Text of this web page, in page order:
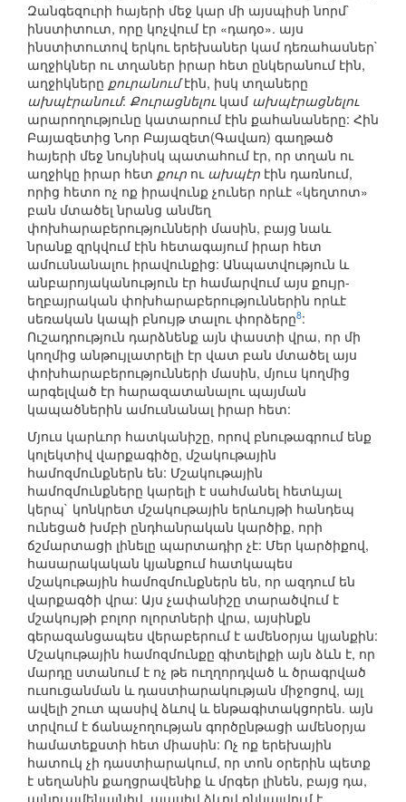
Զանգեզուրի հայերի մեջ կար մի այսպիսի նորմ`
ինստիտուտ, որը կոչվում էր «դադօ». այս
ինստիտուտով երկու երեխաներ կամ դեռահասներ`
աղջիկներ ու տղաներ իրար հետ ընկերանում էին,
աղջիկները քուրանումէին, իսկ տղաները
ախպէրանում: Քուրացնելու կամ ախպէրացնելու
արարողությունը կատարում էին քահանաները: Հին
Բայազետից Նոր Բայազետ(Գավառ) գաղթած
հայերի մեջ նույնիսկ պատահում էր, որ տղան ու
աղջիկը իրար հետ քուր ու ախպէր էին դառնում,
որից հետո ոչ ոք իրավունք չուներ որևէ «կեղտոտ»
բան մտածել նրանց անմեղ
փոխհարաբերությունների մասին, բայց նաև
նրանք զրկվում էին հետագայում իրար հետ
ամուսնանալու իրավունքից: Անպատվություն և
անբարոյականություն էր համարվում այս քույր-
եղբայրական փոխհարաբերություններին որևէ
սեռական կապի բնույթ տալու փորձերը8:
Ուշադրություն դարձնենք այն փաստի վրա, որ մի
կողմից անթույլատրելի էր վատ բան մտածել այս
փոխհարաբերությունների մասին, մյուս կողմից
արգելված էր հարազատանալու պայման
կապածներին ամուսնանալ իրար հետ:
Մյուս կարևոր հատկանիշը, որով բնութագրում ենք
կոլեկտիվ վարքագիծը, մշակութային
համոզմունքներն են: Մշակութային
համոզմունքները կարելի է սահմանել հետևյալ
կերպ` կոնկրետ մշակութային երևույթի հանդեպ
ունեցած խմբի ընդհանրական կարծիք, որի
ճշմարտացի լինելը պարտադիր չէ: Մեր կարծիքով,
հասարակական կյանքում հատկապես
մշակութային համոզմունքներն են, որ ազդում են
վարքագծի վրա: Այս չափանիշը տարածվում է
մշակույթի բոլոր ոլորտների վրա, այսինքն
գերազանցապես վերաբերում է ամենօրյա կյանքին:
Մշակութային համոզմունքը գիտելիքի այն ձևն է, որ
մարդը ստանում է ոչ թե ուղղորդված և ծրագրված
ուսուցանման և դաստիարակության միջոցով, այլ
ավելի շուտ պասիվ ձևով և ենթագիտակցորեն. այն
տրվում է ճանաչողության գործընթացի ամենօրյա
համատեքստի հետ միասին: Ոչ ոք երեխային
հատուկ չի դաստիարակում, որ տոն օրերին պետք
է սեղանին քաղցրավենիք և մրգեր լինեն, բայց դա,